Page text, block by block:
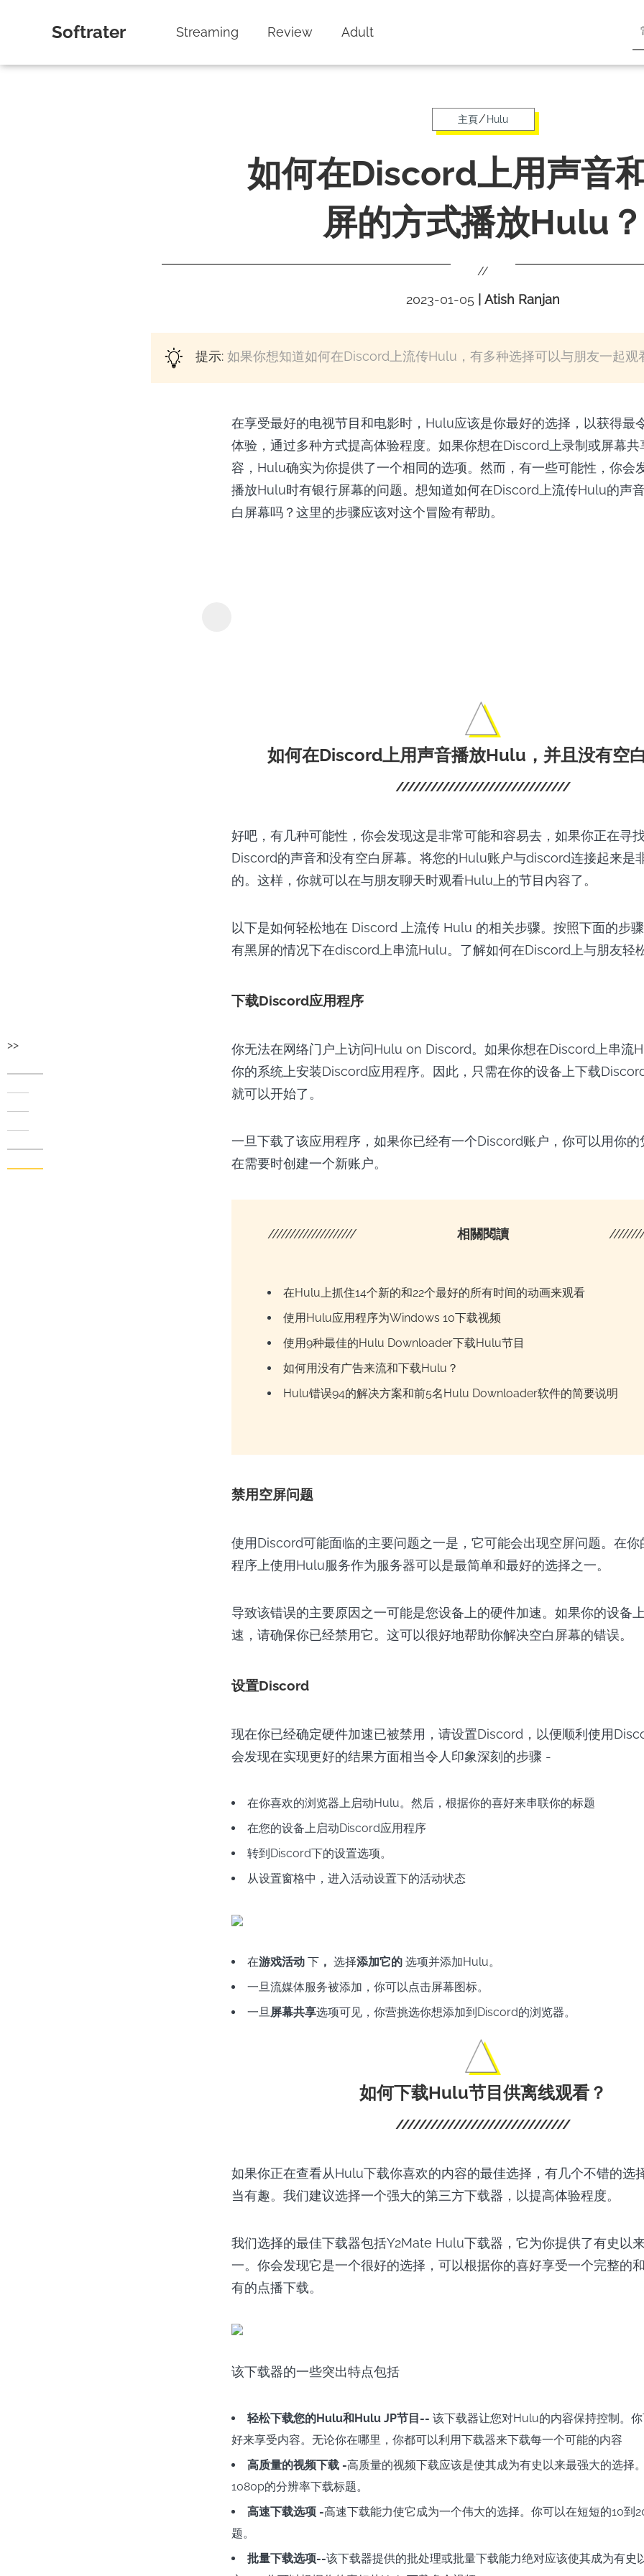
Softrater Streaming Review Adult
>>
主頁/ Hulu
如何在Discord上用声音
屏的方式播放Hulu？
//
2023-01-05 Atish Ranjan
提示: 如果你想知道如何在Discord上流传Hulu，有多种选择可以与朋友一起观
在享受最好的电视节目和电影时，Hulu应该是你最好的选择，以获得最
体验，通过多种方式提高体验程度。如果你想在Discord上录制或屏幕共
容，Hulu确实为你提供了一个相同的选项。然而，有一些可能性，你会
播放Hulu时有银行屏幕的问题。想知道如何在Discord上流传Hulu的声
白屏幕吗？这里的步骤应该对这个冒险有帮助。
如何在Discord上用声音播放Hulu，并且没有空
好吧，有几种可能性，你会发现这是非常可能和容易去，如果你正在寻
Discord的声音和没有空白屏幕。将您的Hulu账户与discord连接起来是
的。这样，你就可以在与朋友聊天时观看Hulu上的节目内容了。
以下是如何轻松地在 Discord 上流传 Hulu 的相关步骤。按照下面的步
有黑屏的情况下在discord上串流Hulu。了解如何在Discord上与朋友轻
下载Discord应用程序
你无法在网络门户上访问Hulu on Discord。如果你想在Discord上串流
你的系统上安装Discord应用程序。因此，只需在你的设备上下载
就可以开始了。
一旦下载了该应用程序，如果你已经有一个Discord账户，你可以用你的
在需要时创建一个新账户。
//////////////////// 相關閱讀
在Hulu上抓住14个新的和22个最好的所有时间的动画来观看
使用Hulu应用程序为Windows 10下载视频
使用9种最佳的Hulu Downloader下载Hulu节目
如何用没有广告来流和下载Hulu？
Hulu错误94的解决方案和前5名Hulu Downloader软件的简要说明
禁用空屏问题
使用Discord可能面临的主要问题之一是，它可能会出现空屏问题。在你
程序上使用Hulu服务作为服务器可以是最简单和最好的选择之一。
导致该错误的主要原因之一可能是您设备上的硬件加速。如果你的设备
速，请确保你已经禁用它。这可以很好地帮助你解决空白屏幕的错误。
设置Discord
现在你已经确定硬件加速已被禁用，请设置Discord，以便顺利使用
会发现在实现更好的结果方面相当令人印象深刻的步骤 -
在你喜欢的浏览器上启动Hulu。然后，根据你的喜好来串联你的标题
在您的设备上启动Discord应用程序
转到Discord下的设置选项。
从设置窗格中，进入活动设置下的活动状态
在游戏活动 下 ， 选择添加它的 选项并添加Hulu。
一旦流媒体服务被添加，你可以点击屏幕图标。
一旦屏幕共享选项可见，你营挑选你想添加到Discord的浏览器。
如何下载Hulu节目供离线观看？
如果你正在查看从Hulu下载你喜欢的内容的最佳选择，有几个不错的选
当有趣。我们建议选择一个强大的第三方下载器，以提高体验程度。
我们选择的最佳下载器包括Y2Mate Hulu下载器，它为你提供了有史以
一。你会发现它是一个很好的选择，可以根据你的喜好享受一个完整的
有的点播下载。
该下载器的一些突出特点包括
轻松下载您的Hulu和Hulu JP节目-- 该下载器让您对Hulu的内容保持控制。
好来享受内容。无论你在哪里，你都可以利用下载器来下载每一个可能的内容
高质量的视频下载 -高质量的视频下载应该是使其成为有史以来最强大的选择
1080p的分辨率下载标题。
高速下载选项 -高速下载能力使它成为一个伟大的选择。你可以在短短的10到
题。
批量下载选项--该下载器提供的批处理或批量下载能力绝对应该使其成为有史